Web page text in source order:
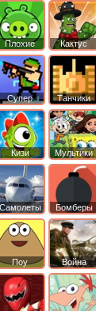
Плохие
свинки
Кактус
маккой
Супер
бойцы
Танчики
Кизи Мультики
Самолеты Бомберы
Поу Война